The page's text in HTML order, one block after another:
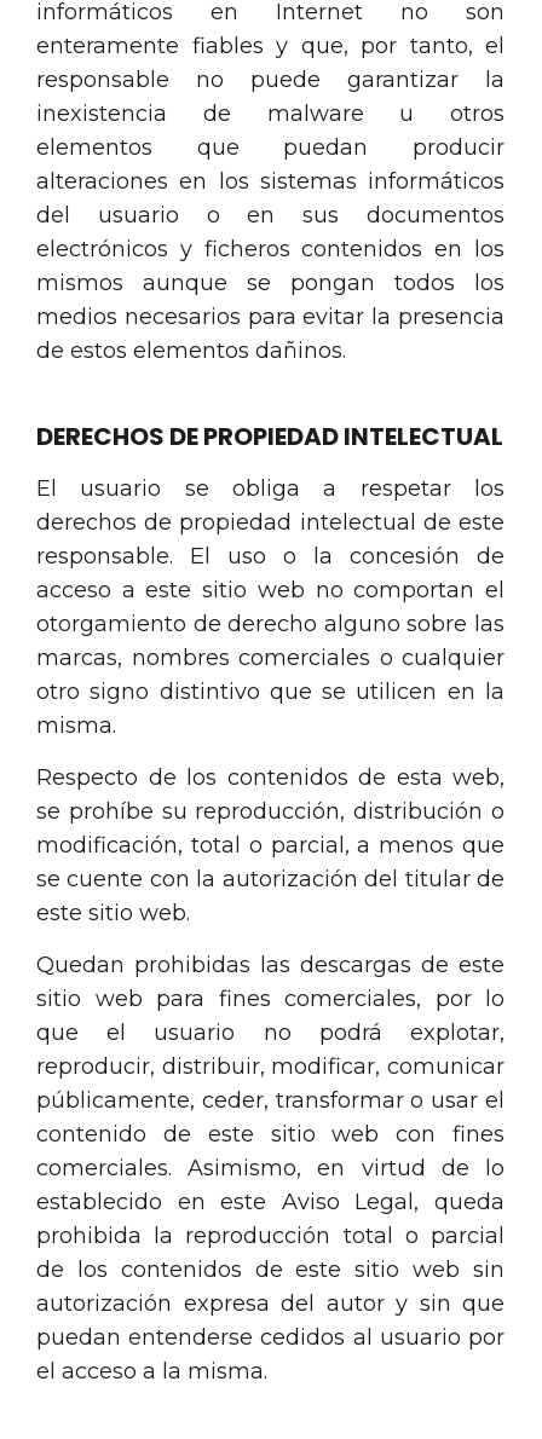
informáticos en Internet no son
enteramente fiables y que, por tanto, el
responsable no puede garantizar la
inexistencia de malware u otros
elementos que puedan producir
alteraciones en los sistemas informáticos
del usuario o en sus documentos
electrónicos y ficheros contenidos en los
mismos aunque se pongan todos los
medios necesarios para evitar la presencia
de estos elementos dañinos.
DERECHOS DE PROPIEDAD INTELECTUAL
El usuario se obliga a respetar los
derechos de propiedad intelectual de este
responsable. El uso o la concesión de
acceso a este sitio web no comportan el
otorgamiento de derecho alguno sobre las
marcas, nombres comerciales o cualquier
otro signo distintivo que se utilicen en la
misma.
Respecto de los contenidos de esta web,
se prohíbe su reproducción, distribución o
modificación, total o parcial, a menos que
se cuente con la autorización del titular de
este sitio web.
Quedan prohibidas las descargas de este
sitio web para fines comerciales, por lo
que el usuario no podrá explotar,
reproducir, distribuir, modificar, comunicar
públicamente, ceder, transformar o usar el
contenido de este sitio web con fines
comerciales. Asimismo, en virtud de lo
establecido en este Aviso Legal, queda
prohibida la reproducción total o parcial
de los contenidos de este sitio web sin
autorización expresa del autor y sin que
puedan entenderse cedidos al usuario por
el acceso a la misma.